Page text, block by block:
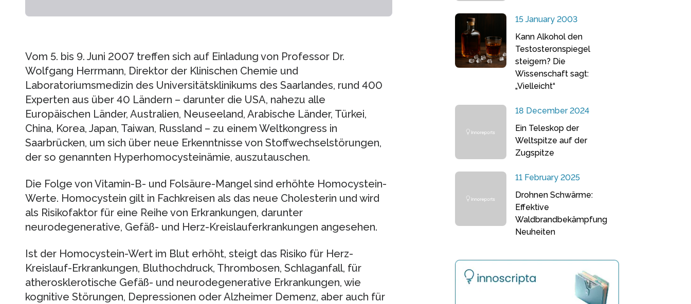
Vom 5. bis 9. Juni 2007 treffen sich auf Einladung von Professor Dr.
Wolfgang Herrmann, Direktor der Klinischen Chemie und
Laboratoriumsmedizin des Universitätsklinikums des Saarlandes, rund 400
Experten aus über 40 Ländern – darunter die USA, nahezu alle
Europäischen Länder, Australien, Neuseeland, Arabische Länder, Türkei,
China, Korea, Japan, Taiwan, Russland – zu einem Weltkongress in
Saarbrücken, um sich über neue Erkenntnisse von Stoffwechselstörungen,
der so genannten Hyperhomocysteinämie, auszutauschen.
Die Folge von Vitamin-B- und Folsäure-Mangel sind erhöhte Homocystein-
Werte. Homocystein gilt in Fachkreisen als das neue Cholesterin und wird
als Risikofaktor für eine Reihe von Erkrankungen, darunter
neurodegenerative, Gefäß- und Herz-Kreislauferkrankungen angesehen.
Ist der Homocystein-Wert im Blut erhöht, steigt das Risiko für Herz-
Kreislauf-Erkrankungen, Bluthochdruck, Thrombosen, Schlaganfall, für
atherosklerotische Gefäß- und neurodegenerative Erkrankungen, wie
kognitive Störungen, Depressionen oder Alzheimer Demenz, aber auch für
15 January 2003
Kann Alkohol den
Testosteronspiegel
steigern? Die
Wissenschaft sagt:
„Vielleicht“
18 December 2024
Ein Teleskop der
Weltspitze auf der
Zugspitze
11 February 2025
Drohnen Schwärme:
Effektive
Waldbrandbekämpfung
Neuheiten